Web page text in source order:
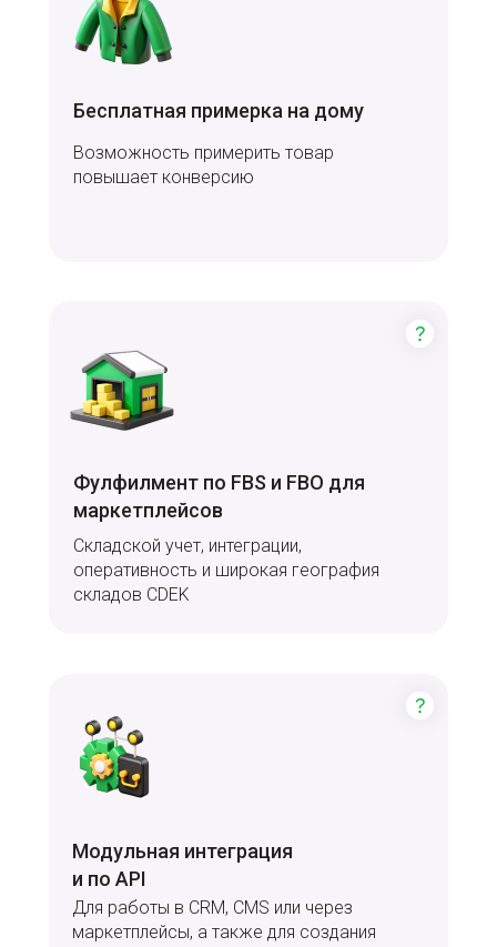
Бесплатная примерка на дому
Фулфилмент по FBS и FBO для
маркетплейсов
Модульная интеграция
и по API
Возможность примерить товар
повышает конверсию
Складской учет, интеграции,
оперативность и широкая география
складов CDEK
Для работы в CRM, CMS или через
маркетплейсы, а также для создания